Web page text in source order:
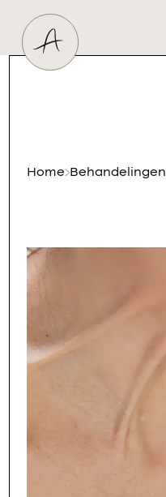
Huidtherapeut
Home Behandelingen